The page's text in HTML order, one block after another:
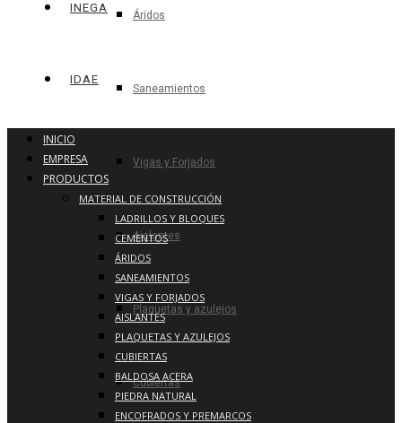
Áridos
Saneamientos
Vigas y Forjados
Aislantes
Plaquetas y azulejos
Cubiertas
INEGA
IDAE
INICIO
EMPRESA
PRODUCTOS
MATERIAL DE CONSTRUCCIÓN
LADRILLOS Y BLOQUES
CEMENTOS
ÁRIDOS
SANEAMIENTOS
VIGAS Y FORJADOS
AISLANTES
PLAQUETAS Y AZULEJOS
CUBIERTAS
BALDOSA ACERA
PIEDRA NATURAL
ENCOFRADOS Y PREMARCOS